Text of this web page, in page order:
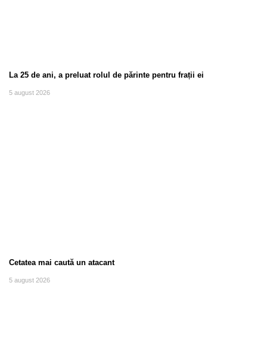
La 25 de ani, a preluat rolul de părinte pentru frații ei
5 august 2026
Cetatea mai caută un atacant
5 august 2026